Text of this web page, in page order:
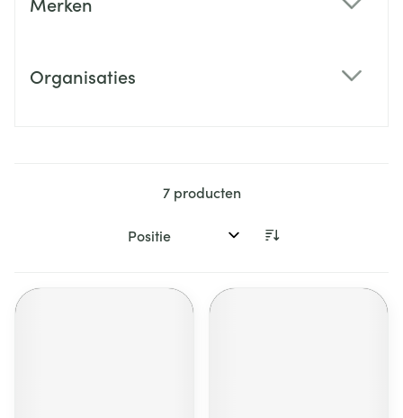
Organisaties
7producten
Sorteer op: